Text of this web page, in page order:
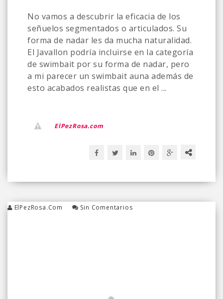
No vamos a descubrir la eficacia de los
señuelos segmentados o articulados. Su
forma de nadar les da mucha naturalidad.
El Javallon podría incluirse en la categoría
de swimbait por su forma de nadar, pero
a mi parecer un swimbait auna además de
esto acabados realistas que en el ...
ElPezRosa.com
ElPezRosa.com Sin Comentarios